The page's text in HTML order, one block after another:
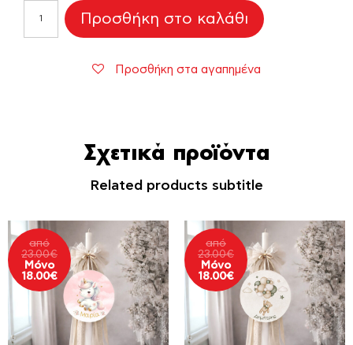
Διακοσμητικό
Λαμπάδας
Βάπτισης
Προσθήκη στο καλάθι
Προσθήκη στα αγαπημένα
Σχετικά προϊόντα
Related products subtitle
από
23.00€
Μόνο
18.00€
από
23.00€
Μόνο
18.00€